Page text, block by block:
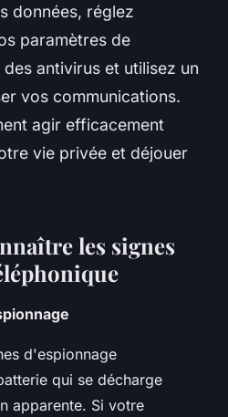
données, réglez
paramètres de
antivirus et utilisez un
vos communications.
agir efficacement
vie privée et déjouer
les signes
d'espionnage
qui se décharge
apparente. Si votre